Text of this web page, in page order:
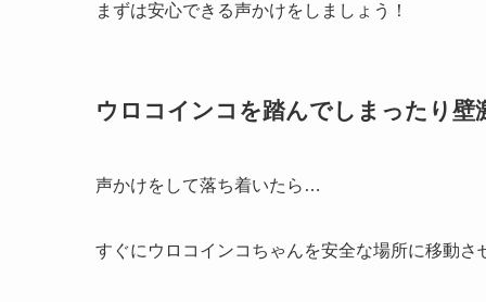
まずは安心できる声かけをしましょう！
ウロコインコを踏んでしまったり
声かけをして落ち着いたら…
すぐにウロコインコちゃんを安全な場所に移動